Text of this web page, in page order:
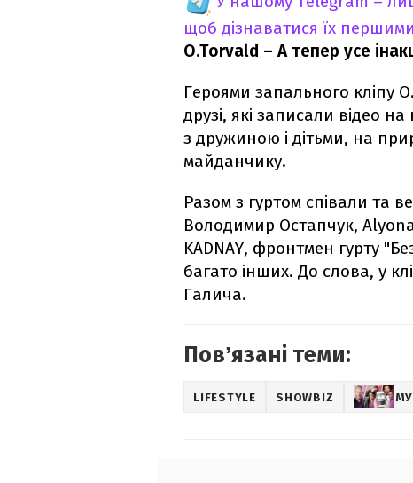
щоб дізнаватися їх першими
O.Torvald – А тепер усе
Героями запального кліпу
друзі, які записали відео
з дружиною і дітьми, на
майданчику.
Разом з гуртом співали та
Володимир Остапчук,
KADNAY, фронтмен гурту
багато інших. До слова, у
Галича.
Повʼязані теми:
LIFESTYLE SHOWBIZ